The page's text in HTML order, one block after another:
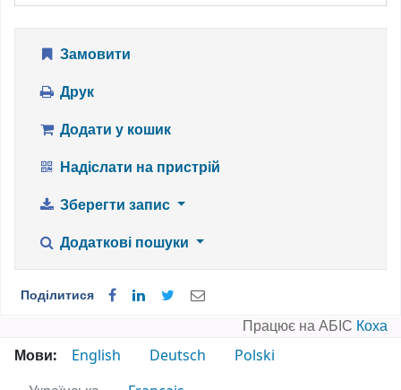
Замовити
Друк
Додати у кошик
Надіслати на пристрій
Зберегти запис
Додаткові пошуки
Поділитися
Працює на АБІС Коха
Мови:
English Deutsch
Polski